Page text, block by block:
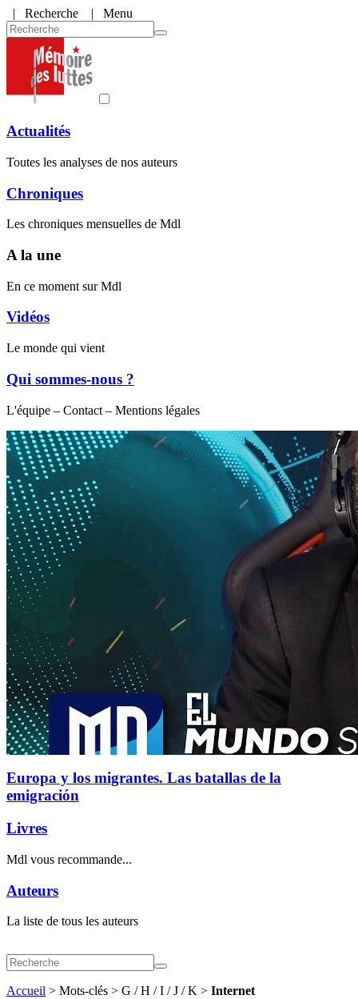
| Recherche | Menu
Actualités
Toutes les analyses de nos auteurs
Chroniques
Les chroniques mensuelles de Mdl
A la une
En ce moment sur Mdl
Vidéos
Le monde qui vient
Qui sommes-nous ?
L'équipe – Contact – Mentions légales
Europa y los migrantes. Las batallas de la
emigración
Livres
Mdl vous recommande...
Auteurs
La liste de tous les auteurs
Accueil > Mots-clés > G / H / I / J / K > Internet